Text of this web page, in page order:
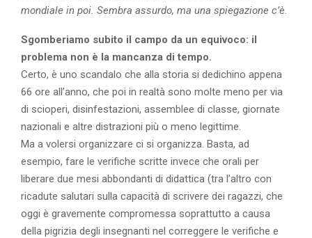
mondiale in poi. Sembra assurdo, ma una spiegazione c’è.
Sgomberiamo subito il campo da un equivoco: il
problema non è la mancanza di tempo.
Certo, è uno scandalo che alla storia si dedichino appena
66 ore all’anno, che poi in realtà sono molte meno per via
di scioperi, disinfestazioni, assemblee di classe, giornate
nazionali e altre distrazioni più o meno legittime.
Ma a volersi organizzare ci si organizza. Basta, ad
esempio, fare le verifiche scritte invece che orali per
liberare due mesi abbondanti di didattica (tra l’altro con
ricadute salutari sulla capacità di scrivere dei ragazzi, che
oggi è gravemente compromessa soprattutto a causa
della pigrizia degli insegnanti nel correggere le verifiche e